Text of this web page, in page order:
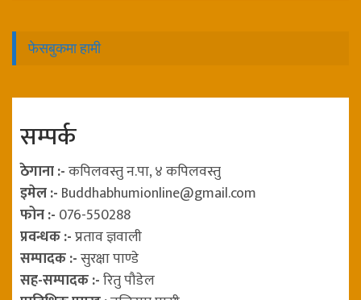
फेसबुकमा हामी
सम्पर्क
ठेगाना :-कपिलवस्तु न.पा, ४ कपिलवस्तु
इमेल :- Buddhabhumionline@gmail.com
फोन :- 076-550288
प्रवन्धक :-प्रताव ज्ञवाली
सम्पादक :-सुरक्षा पाण्डे
सह-सम्पादक :-रितु पौडेल